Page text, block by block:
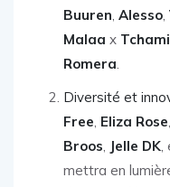
Buuren, Alesso,
Malaa x Tchami
Romera.
Diversité et
Free, Eliza Rose,
Broos, Jelle DK,
mettra en